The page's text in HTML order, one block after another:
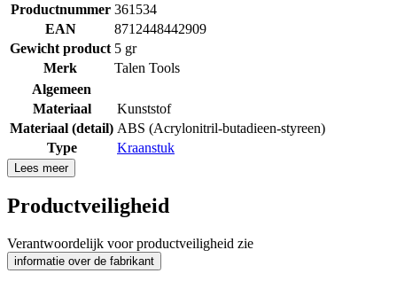
Productnummer 361534
EAN
8712448442909
Gewicht product 5 gr
Merk
Talen Tools
Algemeen
Materiaal
Kunststof
Materiaal (detail) ABS (Acrylonitril-butadieen-styreen)
Type
Kraanstuk
Lees meer
Productveiligheid
Verantwoordelijk voor productveiligheid zie
informatie over de fabrikant